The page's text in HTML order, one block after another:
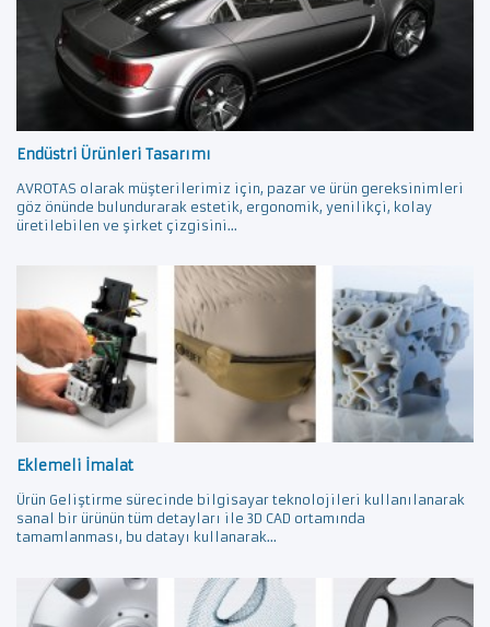
Endüstri Ürünleri Tasarımı
AVROTAS olarak müşterilerimiz için, pazar ve ürün gereksinimleri
göz önünde bulundurarak estetik, ergonomik, yenilikçi, kolay
üretilebilen ve şirket çizgisini...
Eklemeli İmalat
Ürün Geliştirme sürecinde bilgisayar teknolojileri kullanılanarak
sanal bir ürünün tüm detayları ile 3D CAD ortamında
tamamlanması, bu datayı kullanarak...